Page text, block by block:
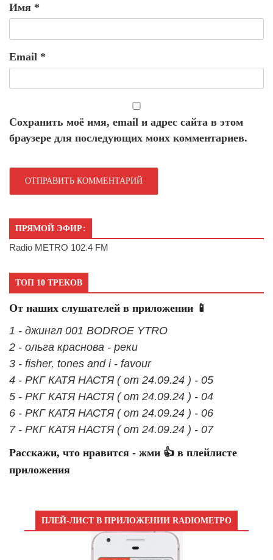
Имя *
Email *
Сохранить моё имя, email и адрес сайта в этом
браузере для последующих моих комментариев.
ПРЯМОЙ ЭФИР:
Radio METRO 102.4 FM
ТОП 10 ТРЕКОВ
От наших слушателей в приложении 📱
1 - джингл 001 BODROE YTRO
2 - ольга краснова - реки
3 - fisher, tones and i - favour
4 - РКГ КАТЯ НАСТЯ ( от 24.09.24 ) - 05
5 - РКГ КАТЯ НАСТЯ ( от 24.09.24 ) - 04
6 - РКГ КАТЯ НАСТЯ ( от 24.09.24 ) - 06
7 - РКГ КАТЯ НАСТЯ ( от 24.09.24 ) - 07
Расскажи, что нравится - жми 👍 в плейлисте
приложения
ПЛЕЙ-ЛИСТ В ПРИЛОЖЕНИИ RADIOМЕТРО